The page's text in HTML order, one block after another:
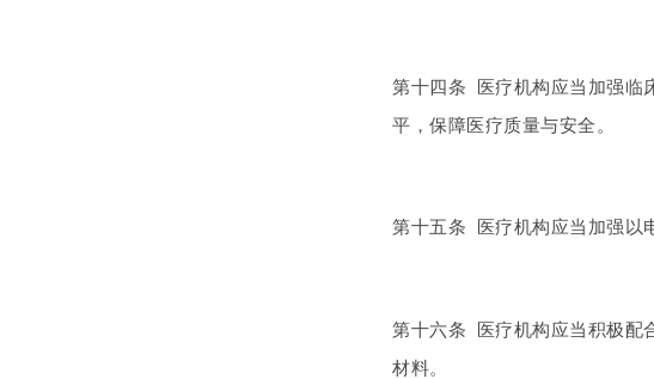
第十四条 医疗机构应当加强临
平，保障医疗质量与安全。
第十五条 医疗机构应当加强以
第十六条 医疗机构应当积极配
材料。